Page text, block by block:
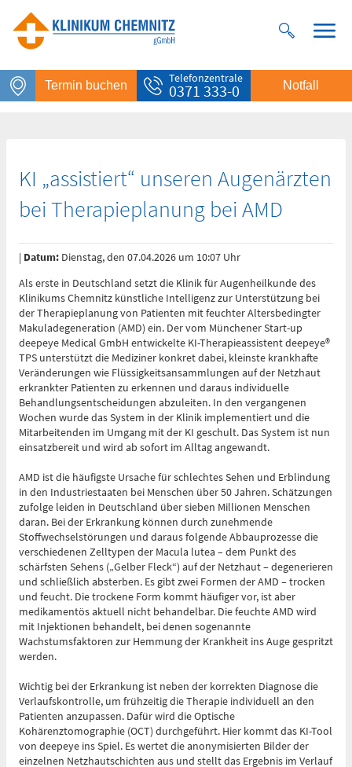
Termin buchen
Telefonzentrale
0371 333-0 Notfall
Notfall
Rettungsdienst
112
Giftnotruf
0361 730730
Ärztlicher Bereitschaftsdienst
116117
Psychiatrische Notfallaufnahme
Dresdner Straße 178
Für Erwachsene:
0371 - 333 12600
(Haus 2)
Für Kinder:
0371 - 333 12200
(Haus 8)
Zentrale Notaufnahme
(0 bis 24 Uhr)
KI „assistiert“ unseren Augenärzten
bei Therapieplanung bei AMD
| Datum: Dienstag, den 07.04.2026 um 10:07 Uhr
Als erste in Deutschland setzt die Klinik für Augenheilkunde des
Klinikums Chemnitz künstliche Intelligenz zur Unterstützung bei
der Therapieplanung von Patienten mit feuchter Altersbedingter
Makuladegeneration (AMD) ein. Der vom Münchener Start-up
deepeye Medical GmbH entwickelte KI-Therapieassistent deepeye®
TPS unterstützt die Mediziner konkret dabei, kleinste krankhafte
Veränderungen wie Flüssigkeitsansammlungen auf der Netzhaut
erkrankter Patienten zu erkennen und daraus individuelle
Behandlungsentscheidungen abzuleiten. In den vergangenen
Wochen wurde das System in der Klinik implementiert und die
Mitarbeitenden im Umgang mit der KI geschult. Das System ist nun
einsatzbereit und wird ab sofort im Alltag angewandt.
AMD ist die häufigste Ursache für schlechtes Sehen und Erblindung
in den Industriestaaten bei Menschen über 50 Jahren. Schätzungen
zufolge leiden in Deutschland über sieben Millionen Menschen
daran. Bei der Erkrankung können durch zunehmende
Stoffwechselstörungen und daraus folgende Abbauprozesse die
verschiedenen Zelltypen der Macula lutea – dem Punkt des
schärfsten Sehens („Gelber Fleck“) auf der Netzhaut – degenerieren
und schließlich absterben. Es gibt zwei Formen der AMD – trocken
und feucht. Die trockene Form kommt häufiger vor, ist aber
medikamentös aktuell nicht behandelbar. Die feuchte AMD wird
mit Injektionen behandelt, bei denen sogenannte
Wachstumsfaktoren zur Hemmung der Krankheit ins Auge gespritzt
werden.
Wichtig bei der Erkrankung ist neben der korrekten Diagnose die
Verlaufskontrolle, um frühzeitig die Therapie individuell an den
Patienten anzupassen. Dafür wird die Optische
Kohärenztomographie (OCT) durchgeführt. Hier kommt das KI-Tool
von deepeye ins Spiel. Es wertet die anonymisierten Bilder der
einzelnen Netzhautschichten aus und stellt das Ergebnis im Verlauf